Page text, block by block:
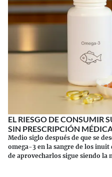
EL RIESGO DE CONSUMIR
SIN PRESCRIPCIÓN
Medio siglo después de que se
omega-3 en la sangre de los
de aprovecharlos sigue siendo la